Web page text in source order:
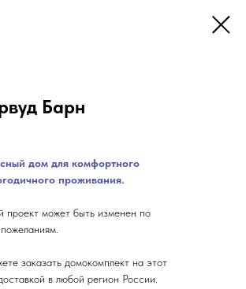
Барн
дом для комфортного
проживания.
проект может быть изменен по
заказать домокомплект на этот
в любой регион России.